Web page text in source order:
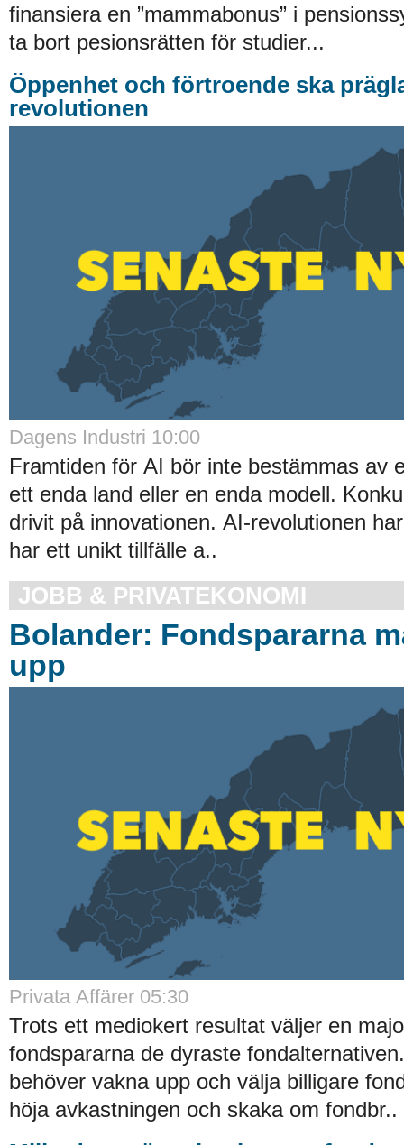
finansiera en ”mammabonus” i
ta bort pesionsrätten för studier...
Öppenhet och förtroende ska
revolutionen
Dagens Industri 10:00
Framtiden för AI bör inte bestämmas av
ett enda land eller en enda modell.
drivit på innovationen. AI-revolutionen
har ett unikt tillfälle a..
JOBB & PRIVATEKONOMI
Bolander: Fondspararna
upp
Privata Affärer 05:30
Trots ett mediokert resultat väljer en
fondspararna de dyraste
behöver vakna upp och välja billigare
höja avkastningen och skaka om fondbr..